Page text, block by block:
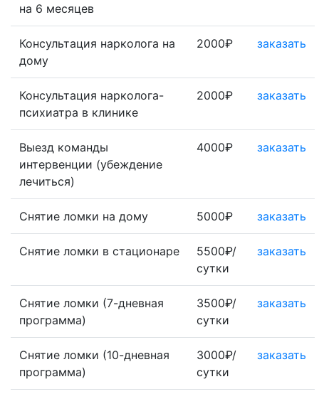
на 6 месяцев
Консультация нарколога на
дому
2000₽ заказать
Консультация нарколога-
психиатра в клинике
2000₽ заказать
Выезд команды
интервенции (убеждение
лечиться)
4000₽ заказать
Снятие ломки на дому 5000₽ заказать
Снятие ломки в стационаре
5500₽/
сутки
заказать
Снятие ломки (7-дневная
программа)
3500₽/
сутки
заказать
Снятие ломки (10-дневная
программа)
3000₽/
сутки
заказать